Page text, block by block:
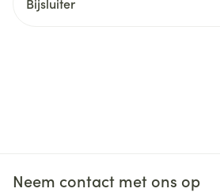
Neem contact met ons op